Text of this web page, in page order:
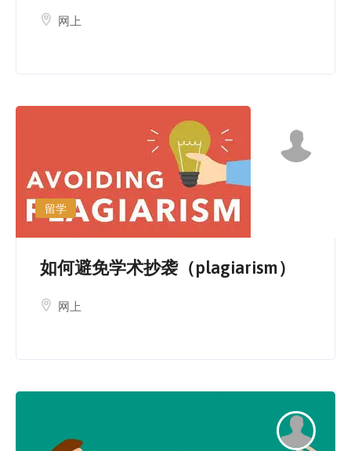
网上
留学
如何避免学术抄袭（plagiarism）
网上